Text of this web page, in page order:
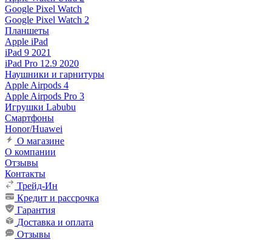
Google Pixel Watch
Google Pixel Watch 2
Планшеты
Apple iPad
iPad 9 2021
iPad Pro 12.9 2020
Наушники и гарнитуры
Apple Airpods 4
Apple Airpods Pro 3
Игрушки Labubu
Смартфоны
Honor/Huawei
О магазине
О компании
Отзывы
Контакты
Трейд-Ин
Кредит и рассрочка
Гарантия
Доставка и оплата
Отзывы